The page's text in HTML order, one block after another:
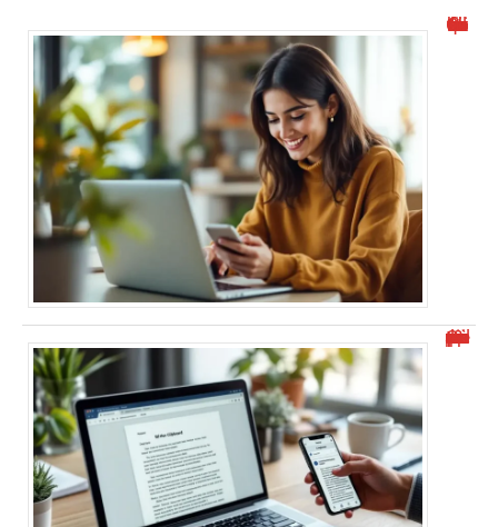
Comment activer la facebook connection automatique facilement
Où se trouve le presse-papier sur votre appareil ?